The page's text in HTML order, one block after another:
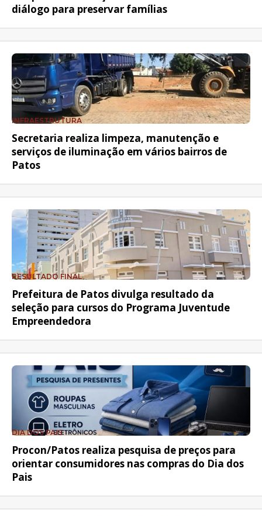
diálogo para preservar famílias
INFRAESTRUTURA
Secretaria realiza limpeza, manutenção e
serviços de iluminação em vários bairros de
Patos
RESULTADO FINAL
Prefeitura de Patos divulga resultado da
seleção para cursos do Programa Juventude
Empreendedora
DIA DOS PAIS
Procon/Patos realiza pesquisa de preços para
orientar consumidores nas compras do Dia dos
Pais